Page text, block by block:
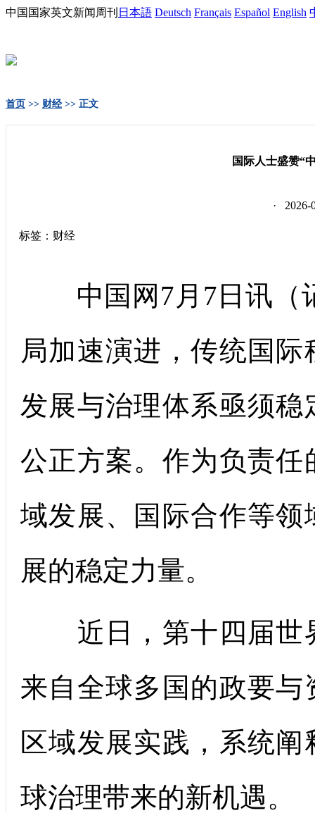
中国国家英文新闻周刊 日本語 Deutsch Français Español English
首页 >> 财经>> 正文
国际人士盛赞“
· 2026-
标签：财经
中国网7月7日讯（
局加速演进，传统国
发展与治理体系亟须稳
公正方案。作为负责
域发展、国际合作等
展的稳定力量。
近日，第十四届世
来自全球多国的政要
区域发展实践，系统
球治理带来的新机遇。